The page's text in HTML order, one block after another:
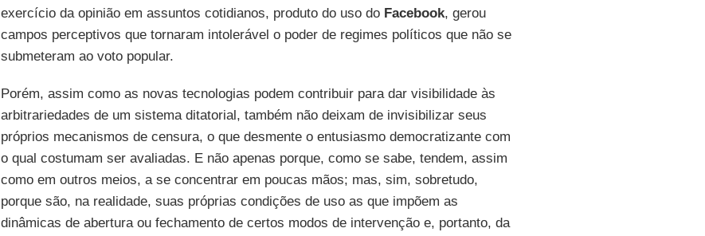
exercício da opinião em assuntos cotidianos, produto do uso do Facebook, gerou
campos perceptivos que tornaram intolerável o poder de regimes políticos que não se
submeteram ao voto popular.
Porém, assim como as novas tecnologias podem contribuir para dar visibilidade às
arbitrariedades de um sistema ditatorial, também não deixam de invisibilizar seus
próprios mecanismos de censura, o que desmente o entusiasmo democratizante com
o qual costumam ser avaliadas. E não apenas porque, como se sabe, tendem, assim
como em outros meios, a se concentrar em poucas mãos; mas, sim, sobretudo,
porque são, na realidade, suas próprias condições de uso as que impõem as
dinâmicas de abertura ou fechamento de certos modos de intervenção e, portanto, da